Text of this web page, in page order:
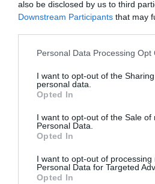
also be disclosed by us to third
Downstream Participants that may
Personal Data Processing Opt
I want to opt-out of the
personal data.
Opted In
I want to opt-out of the Sale of
Personal Data.
Opted In
I want to opt-out of processing
Personal Data for Targeted
Opted In
Valoare mai mare de
până la 52.000,00 EUR
Valoare mai mare de
până la 260.000,00 EUR
Valoare mai mare de
până la 520.000,00 EUR